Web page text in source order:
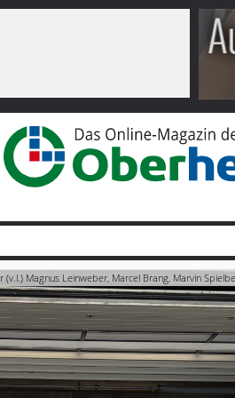
Magnus Leinweber, Marcel Brang, Marvin